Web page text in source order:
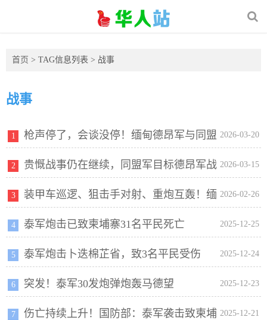
首页 > TAG信息列表 > 战事
战事
2026-03-20
1 枪声停了，会谈没停！缅甸德昂军与同盟
军谈了两天，结果呢？ 2026-03-15
2 贵慨战事仍在继续，同盟军目标德昂军战
指高地；动用千人进攻贵慨、南帕嘎、蒙西德昂军据
点
2026-02-26
3 装甲车巡逻、狙击手对射、重炮互轰！缅
甸实兑郊外，军武双方杀红了眼 2025-12-25
4 泰军炮击已致柬埔寨31名平民死亡
2025-12-24
5 泰军炮击卜迭棉芷省，致3名平民受伤
2025-12-23
6 突发！泰军30发炮弹炮轰马德望
2025-12-21
7 伤亡持续上升！国防部：泰军袭击致柬埔